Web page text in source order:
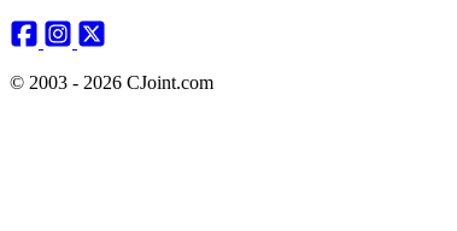
© 2003 - 2026 CJoint.com